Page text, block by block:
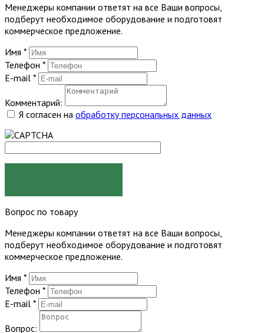
Менеджеры компании ответят на все Ваши вопросы,
подберут необходимое оборудование и подготовят
коммерческое предложение.
Имя *
Телефон *
E-mail *
Комментарий:
Я согласен на обработку персональных данных
Вопрос по товару
Менеджеры компании ответят на все Ваши вопросы,
подберут необходимое оборудование и подготовят
коммерческое предложение.
Имя *
Телефон *
E-mail *
Вопрос: